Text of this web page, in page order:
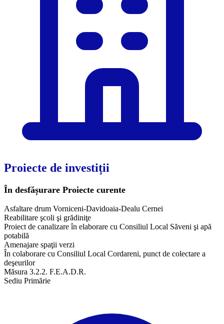
Proiecte de investiții
În desfășurare Proiecte curente
Asfaltare drum Vorniceni-Davidoaia-Dealu Cernei
Reabilitare şcoli şi grădiniţe
Proiect de canalizare în elaborare cu Consiliul Local Săveni şi apă
potabilă
Amenajare spaţii verzi
În colaborare cu Consiliul Local Cordareni, punct de colectare a
deşeurilor
Măsura 3.2.2. F.E.A.D.R.
Sediu Primărie